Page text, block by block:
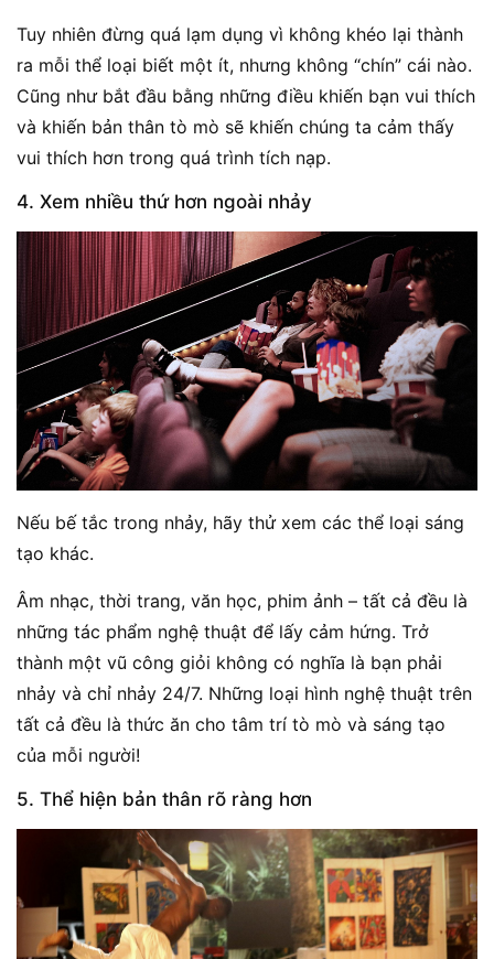
Tuy nhiên đừng quá lạm dụng vì không khéo lại thành
ra mỗi thể loại biết một ít, nhưng không “chín” cái nào.
Cũng như bắt đầu bằng những điều khiến bạn vui thích
và khiến bản thân tò mò sẽ khiến chúng ta cảm thấy
vui thích hơn trong quá trình tích nạp.
4. Xem nhiều thứ hơn ngoài nhảy
Nếu bế tắc trong nhảy, hãy thử xem các thể loại sáng
tạo khác.
Âm nhạc, thời trang, văn học, phim ảnh – tất cả đều là
những tác phẩm nghệ thuật để lấy cảm hứng. Trở
thành một vũ công giỏi không có nghĩa là bạn phải
nhảy và chỉ nhảy 24/7. Những loại hình nghệ thuật trên
tất cả đều là thức ăn cho tâm trí tò mò và sáng tạo
của mỗi người!
5. Thể hiện bản thân rõ ràng hơn